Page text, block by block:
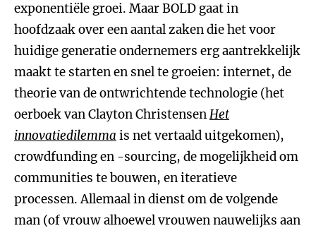
exponentiële groei. Maar BOLD gaat in
hoofdzaak over een aantal zaken die het voor
huidige generatie ondernemers erg aantrekkelijk
maakt te starten en snel te groeien: internet, de
theorie van de ontwrichtende technologie (het
oerboek van Clayton ChristensenHet
innovatiedilemma is net vertaald uitgekomen),
crowdfunding en -sourcing, de mogelijkheid om
communities te bouwen, en iteratieve
processen. Allemaal in dienst om de volgende
man (of vrouw alhoewel vrouwen nauwelijks aan